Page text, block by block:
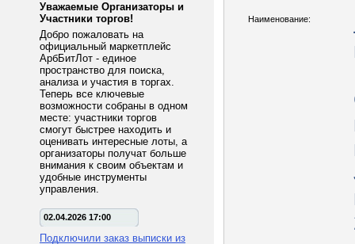
Уважаемые Организаторы и
Участники торгов!
Добро пожаловать на
официальный маркетплейс
АрбБитЛот - единое
пространство для поиска,
анализа и участия в торгах.
Теперь все ключевые
возможности собраны в одном
месте: участники торгов
смогут быстрее находить и
оценивать интересные лоты, а
организаторы получат больше
внимания к своим объектам и
удобные инструменты
управления.
02.04.2026 17:00
Подключили заказ выписки из
Наименование: